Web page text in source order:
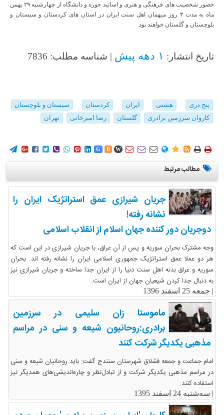
حضور شخصیت های فرهنگی و هنری و اساتید حوزه و دانشگاه از چهارشنبه ۲۹ بهمن
ماه به مدت ۳ روز میهمان اهل سنت ایران در استان های کردستان و سیستان و
بلوچستان و گلستان خواهند بود.
تاریخ انتشار: ۱ دهه پیش | شناسه مطلب: 7836
پنج دری هشتی ایران کردستان
سیستان و بلوچستان
کاروان سرزمین برادری
گلستان رضا امیرخانی تهران
        G B W        
مطالب مرتبط
جریان شیرازی عمق استراتژیک ایران را
نشانه رفته!
دوجریان دور کننده جهان اسلام از انقلاب اسلامی
وجه مشترک بحران سوریه و پس از آن عراق، با جریان شیرازی در این است که
هر دو عملا عمق استراتژیک جمهوری اسلامی ایران را نشانه رفته اند. بحران
سوریه و عراق بدنه اهل سنت دنیا را از ایران جدا ساخته و جریان شیرازی نیز
به دنبال جدا کردن شیعیان جهان از ایران است.
| جمعه 25 اسفند 1396
ماموستا زان سلیمی در سرزمین
برادری:روحانیون شیعه و سنی در مراسم
مذهبی یکدیگر شرکت کنند
امام جماعت و جمعه قشلاق شهرستان سنندج گفت: باید روحانیان شیعه و سنی
در مراسم مذهبی یکدیگر شرکت و از تبادل‌نظر و چاره‌اندیشی‌های همدیگر نیز
استفاده کنند.
| سه‌شنبه 24 اسفند 1395